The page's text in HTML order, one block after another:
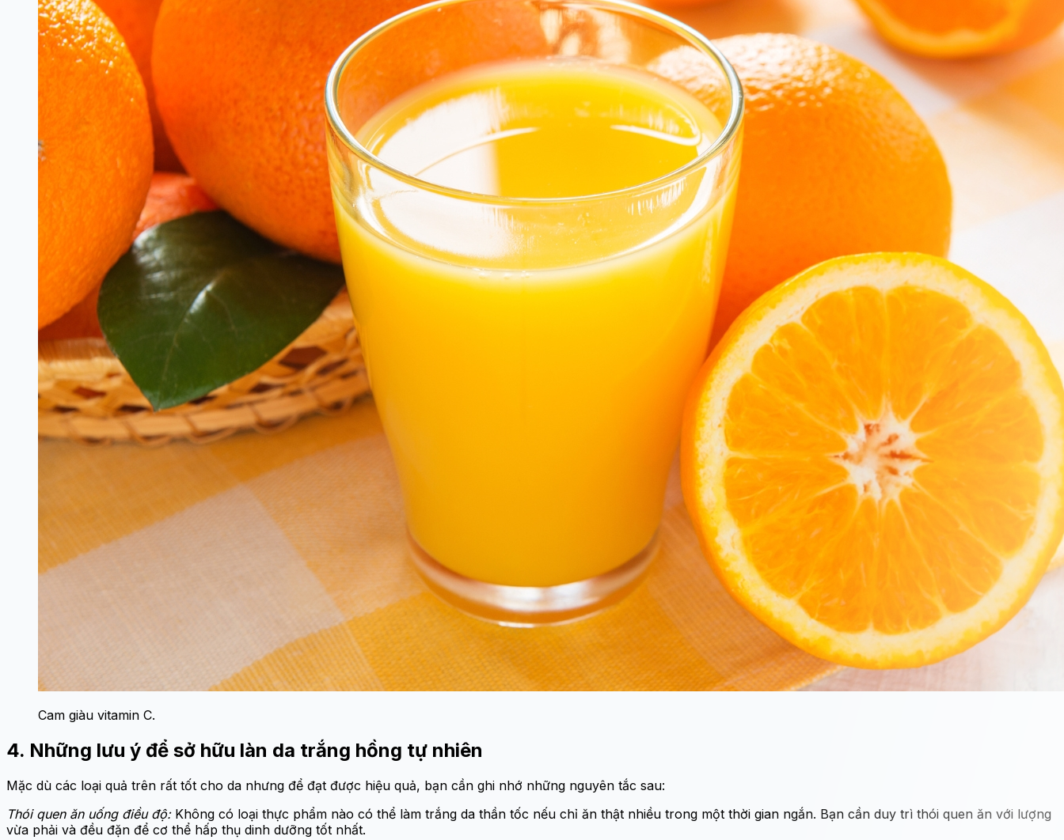
Cam giàu vitamin C.
4. Những lưu ý để sở hữu làn da trắng hồng tự nhiên
Mặc dù các loại quả trên rất tốt cho da nhưng để đạt được hiệu quả, bạn cần ghi nhớ những nguyên tắc sau:
Thói quen ăn uống điều độ:Không có loại thực phẩm nào có thể làm trắng da thần tốc nếu chỉ ăn thật nhiều trong một thời gian ngắn. Bạn cần duy trì thói quen ăn với lượng
vừa phải và đều đặn để cơ thể hấp thụ dinh dưỡng tốt nhất.